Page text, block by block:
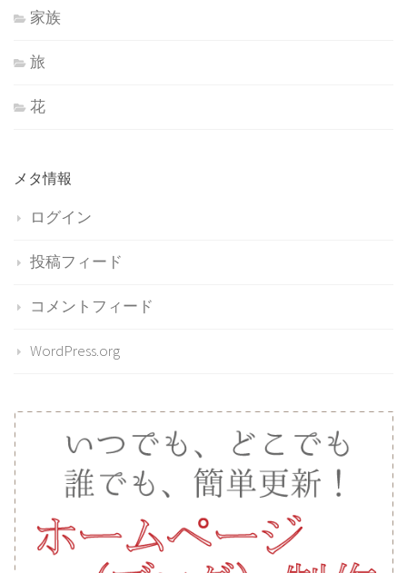
家族
旅
花
メタ情報
ログイン
投稿フィード
コメントフィード
WordPress.org